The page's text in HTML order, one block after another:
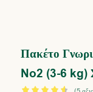
Πακέτο
No2 (3-6 kg)